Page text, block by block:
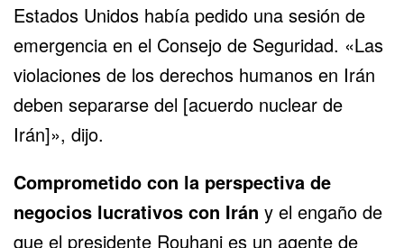
Estados Unidos había pedido una sesión de
emergencia en el Consejo de Seguridad. «Las
violaciones de los derechos humanos en Irán
deben separarse del [acuerdo nuclear de
Irán]», dijo.
Comprometido con la perspectiva de
negocios lucrativos con Irán y el engaño de
que el presidente Rouhani es un agente de